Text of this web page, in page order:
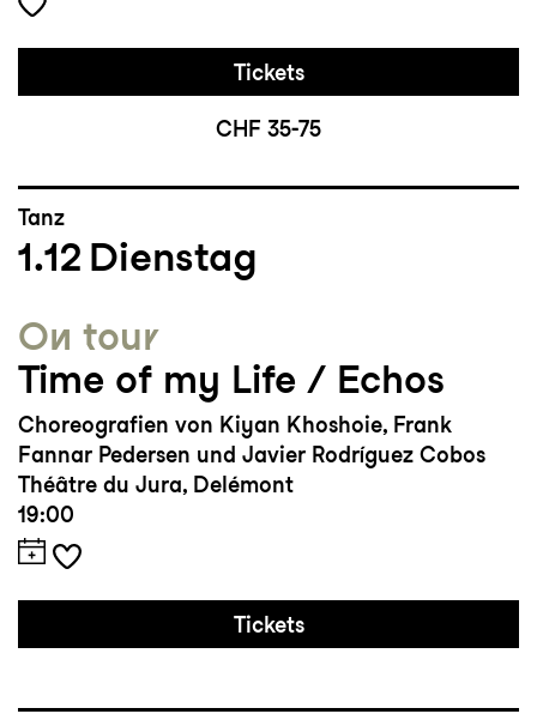
Tickets
CHF 35-75
Tanz
1.12 Dienstag
On tour
Time of my Life / Echos
Choreografien von Kiyan Khoshoie, Frank
Fannar Pedersen und Javier Rodríguez Cobos
Théâtre du Jura, Delémont
19:00
Tickets